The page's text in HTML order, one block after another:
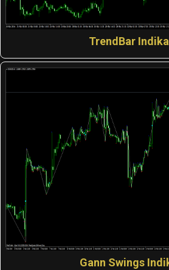
TrendBar
Gann Swings